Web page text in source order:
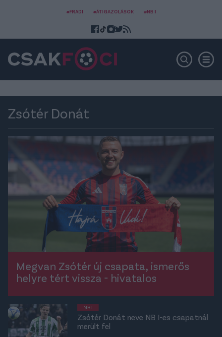
#FRADI #ÁTIGAZOLÁSOK #NB I
Zsótér Donát
Megvan Zsótér új csapata, ismerős
helyre tért vissza - hivatalos
NB I
Zsótér Donát neve NB I-es csapatnál
merült fel